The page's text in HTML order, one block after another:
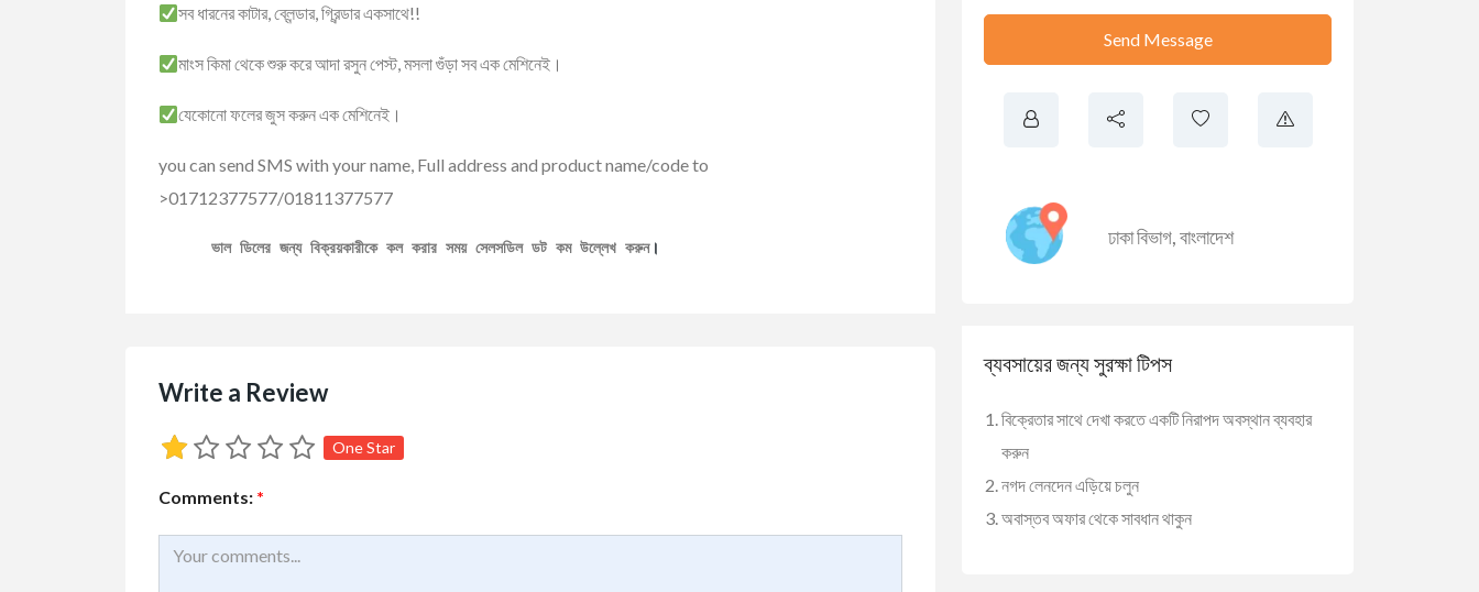
সব ধারনের কাটার, ব্লেন্ডার, গ্রিন্ডার একসাথে!!
মাংস কিমা থেকে শুরু করে আদা রসুন পেস্ট, মসলা গুঁড়া সব এক মেশিনেই।
যেকোনো ফলের জুস করুন এক মেশিনেই।
you can send SMS with your name, Full address and product name/code to
>01712377577/01811377577
ভাল ডিলের জন্য বিক্রয়কারীকে কল করার সময় সেলসডিল ডট কম উল্লেখ করুন।
Write a Review
One Star
Comments: *
Send Message
ঢাকা বিভাগ,বাংলাদেশ
ব্যবসায়ের জন্য সুরক্ষা টিপস
বিক্রেতার সাথে দেখা করতে একটি নিরাপদ অবস্থান ব্যবহার
করুন
নগদ লেনদেন এড়িয়ে চলুন
অবাস্তব অফার থেকে সাবধান থাকুন